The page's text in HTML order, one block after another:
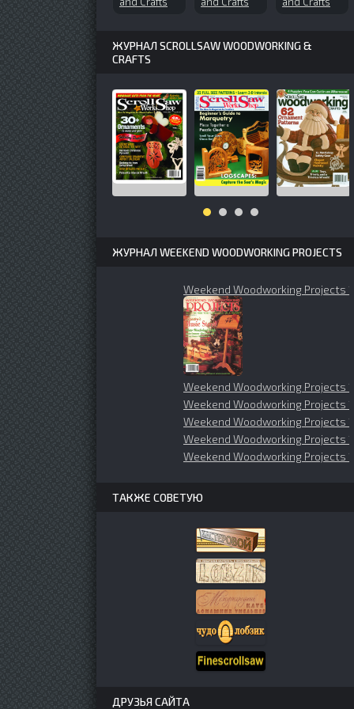
ЖУРНАЛ SCROLLSAW WOODWORKING &
CRAFTS
ЖУРНАЛ WEEKEND WOODWORKING PROJECTS
Weekend Woodworking Projects
Weekend Woodworking Projects
Weekend Woodworking Projects
Weekend Woodworking Projects
Weekend Woodworking Projects
Weekend Woodworking Projects
ТАКЖЕ СОВЕТУЮ
ДРУЗЬЯ САЙТА